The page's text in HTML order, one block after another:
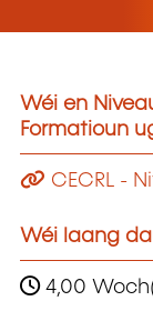
Wéi en
Formatioun
CECRL -
Wéi laang
4,00